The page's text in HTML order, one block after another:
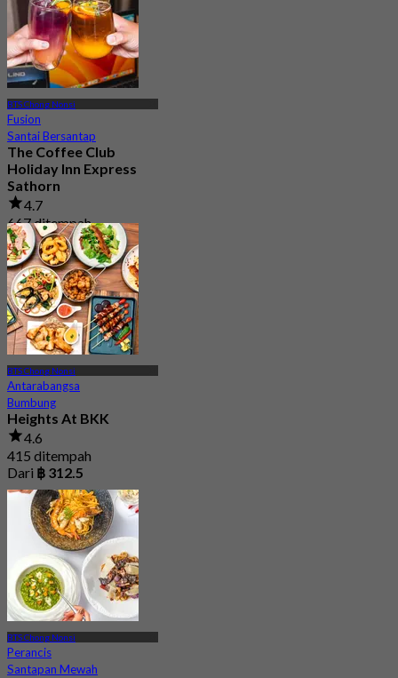
BTS Chong Nonsi
Fusion
Santai Bersantap
The Coffee Club
Holiday Inn Express
Sathorn
4.7
667 ditempah
Dari฿ 189
BTS Chong Nonsi
Antarabangsa
Bumbung
Heights At BKK
4.6
415 ditempah
Dari ฿ 312.5
BTS Chong Nonsi
Perancis
Santapan Mewah